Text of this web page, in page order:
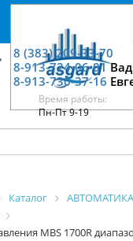
8 (383) 209-33-70
8-913-724-06-01
8-913-730-37-16
Время работы:
Пн-Пт 9-19
Каталог
MBS 1700R